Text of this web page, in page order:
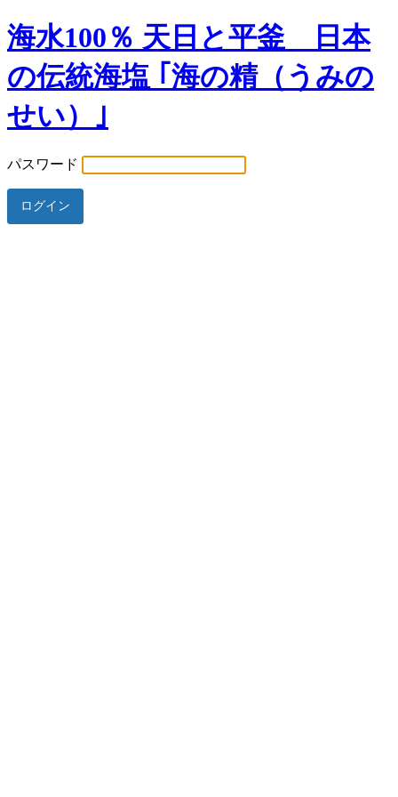
海水100％ 天日と平釜 日本
の伝統海塩 ｢海の精（うみの
せい）｣
パスワード